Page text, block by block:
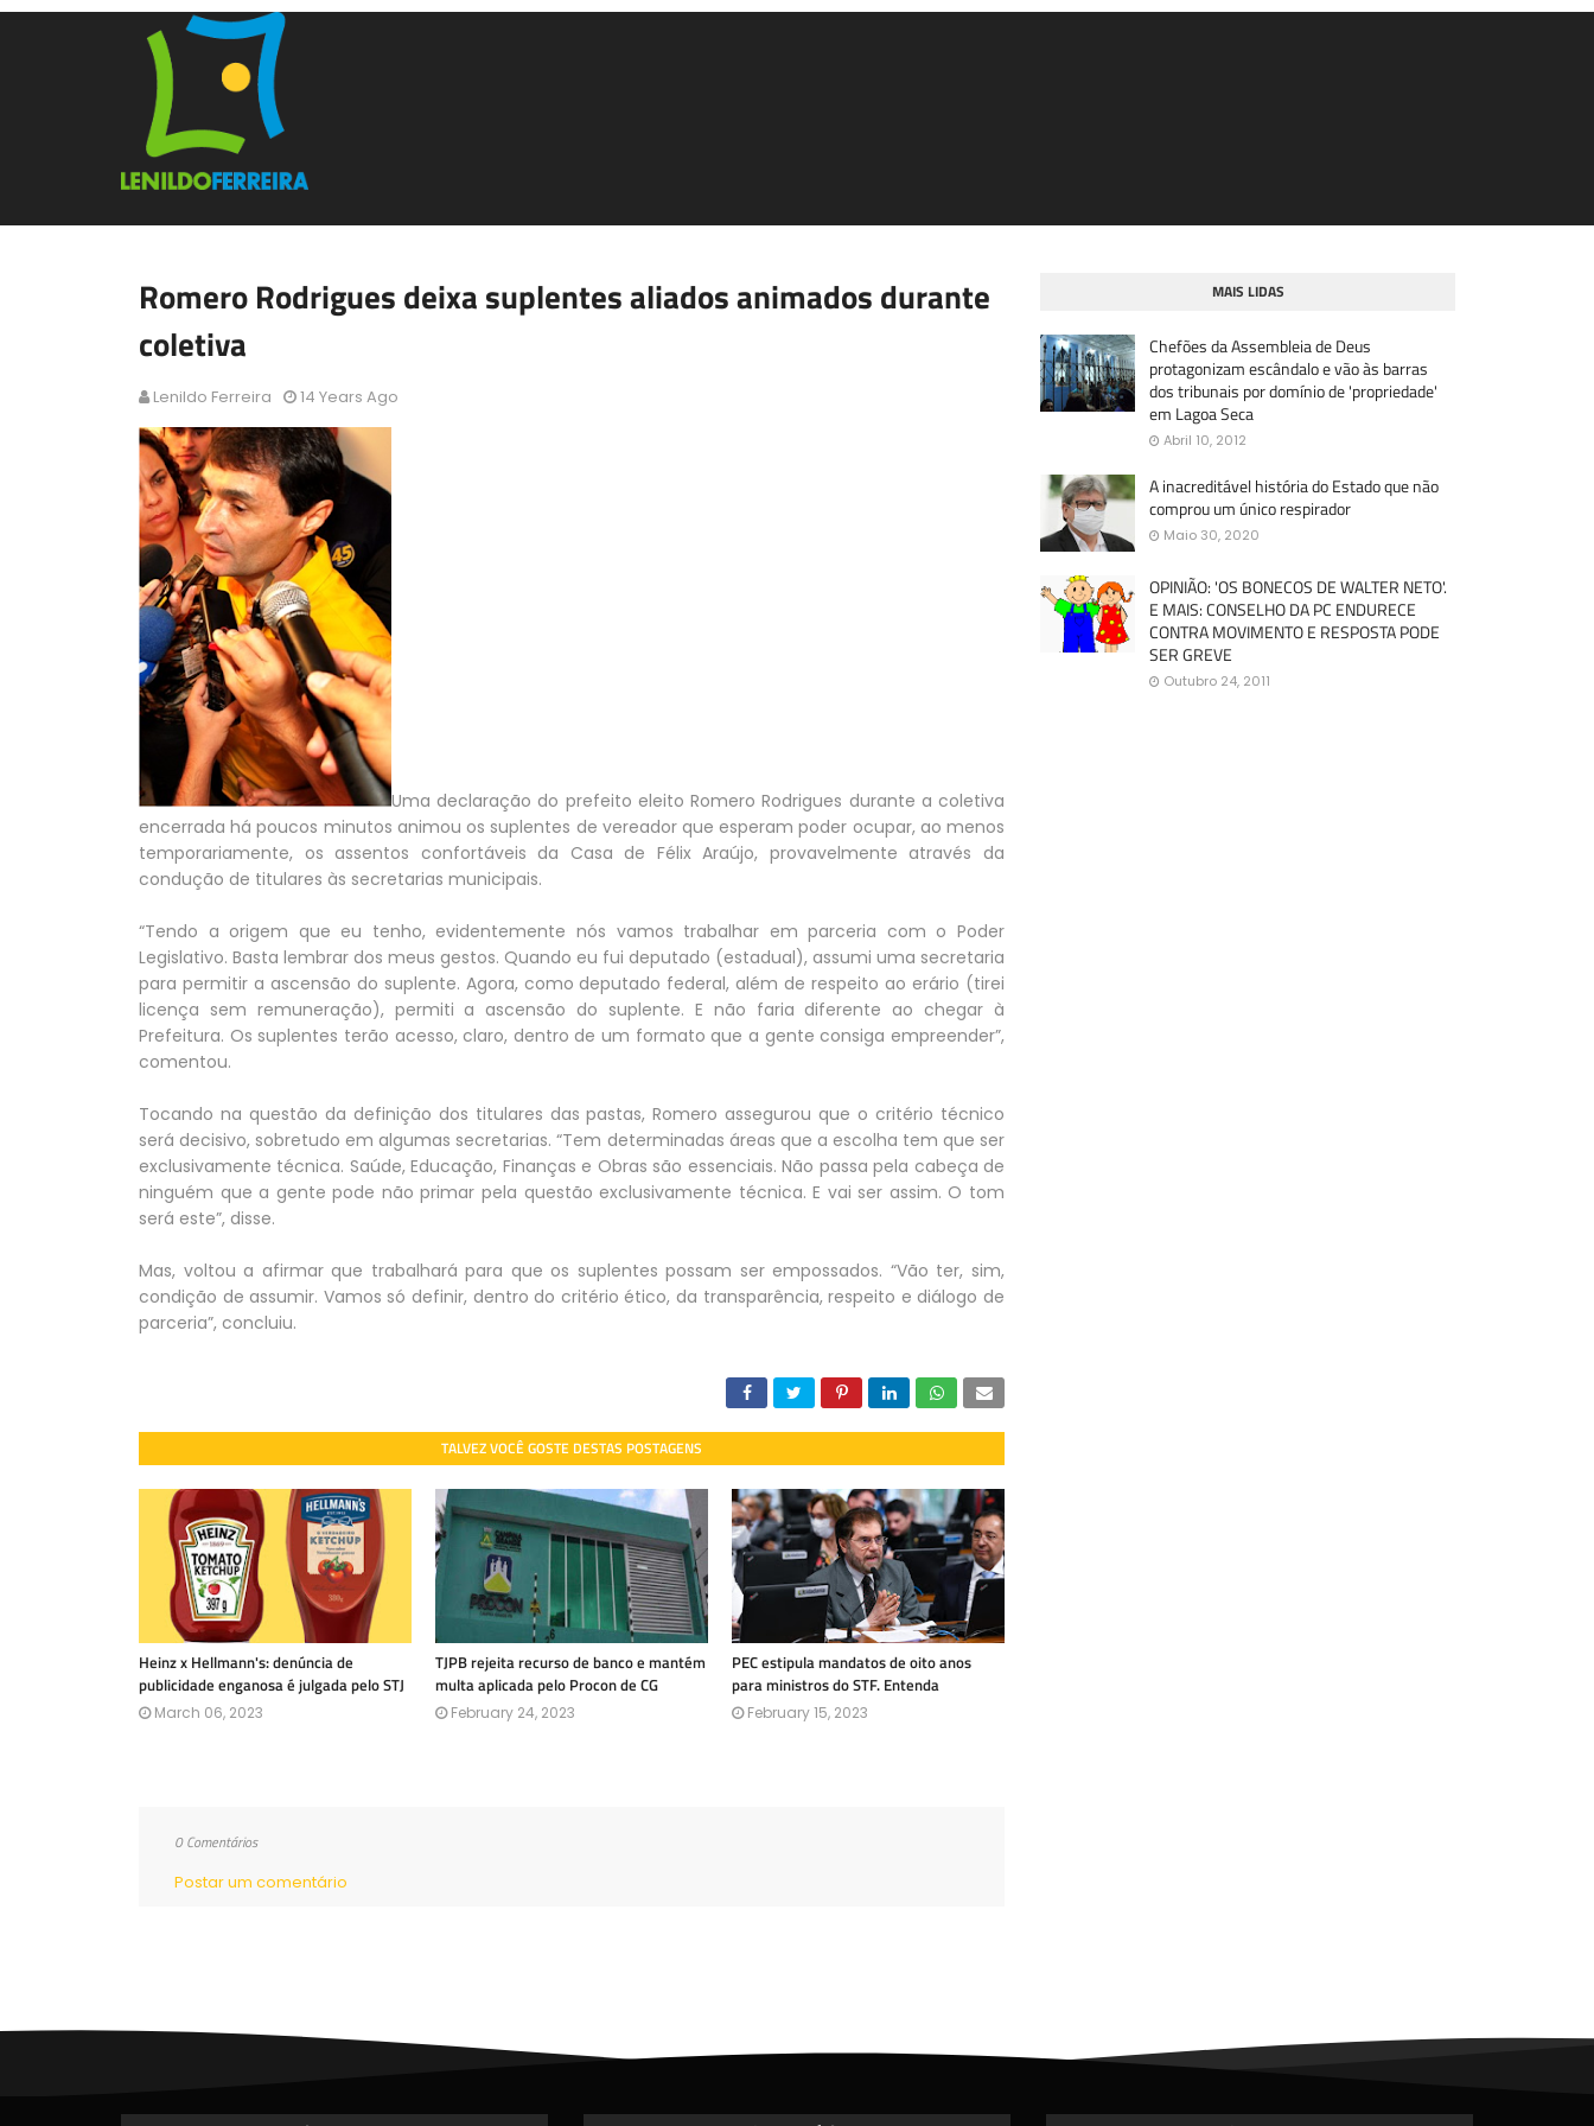
Romero Rodrigues deixa suplentes aliados animados durante
coletiva
Lenildo Ferreira 14 Years Ago
Uma declaração do prefeito eleito Romero Rodrigues durante a coletiva
encerrada há poucos minutos animou os suplentes de vereador que esperam poder ocupar, ao menos
temporariamente, os assentos confortáveis da Casa de Félix Araújo, provavelmente através da
condução de titulares às secretarias municipais.
“Tendo a origem que eu tenho, evidentemente nós vamos trabalhar em parceria com o Poder
Legislativo. Basta lembrar dos meus gestos. Quando eu fui deputado (estadual), assumi uma secretaria
para permitir a ascensão do suplente. Agora, como deputado federal, além de respeito ao erário (tirei
licença sem remuneração), permiti a ascensão do suplente. E não faria diferente ao chegar à
Prefeitura. Os suplentes terão acesso, claro, dentro de um formato que a gente consiga empreender”,
comentou.
Tocando na questão da definição dos titulares das pastas, Romero assegurou que o critério técnico
será decisivo, sobretudo em algumas secretarias. “Tem determinadas áreas que a escolha tem que ser
exclusivamente técnica. Saúde, Educação, Finanças e Obras são essenciais. Não passa pela cabeça de
ninguém que a gente pode não primar pela questão exclusivamente técnica. E vai ser assim. O tom
será este”, disse.
Mas, voltou a afirmar que trabalhará para que os suplentes possam ser empossados. “Vão ter, sim,
condição de assumir. Vamos só definir, dentro do critério ético, da transparência, respeito e diálogo de
parceria”, concluiu.
TALVEZ VOCÊ GOSTE DESTAS POSTAGENS
Heinz x Hellmann's: denúncia de
publicidade enganosa é julgada pelo STJ
March 06, 2023
TJPB rejeita recurso de banco e mantém
multa aplicada pelo Procon de CG
February 24, 2023
PEC estipula mandatos de oito anos
para ministros do STF. Entenda
February 15, 2023
0 Comentários
Postar um comentário
MAIS LIDAS
Chefões da Assembleia de Deus
protagonizam escândalo e vão às barras
dos tribunais por domínio de 'propriedade'
em Lagoa Seca
Abril 10, 2012
A inacreditável história do Estado que não
comprou um único respirador
Maio 30, 2020
OPINIÃO: 'OS BONECOS DE WALTER NETO'.
E MAIS: CONSELHO DA PC ENDURECE
CONTRA MOVIMENTO E RESPOSTA PODE
SER GREVE
Outubro 24, 2011